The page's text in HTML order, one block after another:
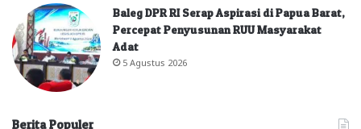
Baleg DPR RI Serap Aspirasi di Papua Barat,
Percepat Penyusunan RUU Masyarakat
Adat
5 Agustus 2026
Berita Populer